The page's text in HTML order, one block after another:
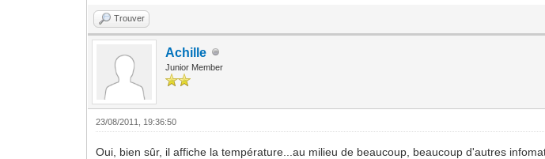
Trouver
Achille
Junior Member
23/08/2011, 19:36:50
Oui, bien sûr, il affiche la température...au milieu de beaucoup, beaucoup d'autres